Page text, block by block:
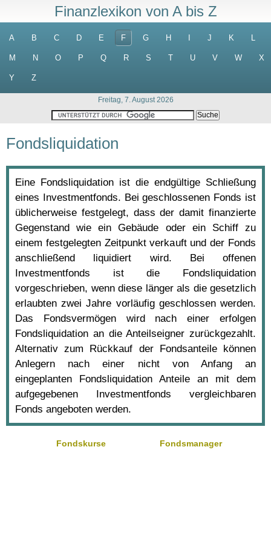
Finanzlexikon von A bis Z
A B C D E F G H J K L
M N O P Q R S T U V W X
Y Z
Freitag, 7. August 2026
Fondsliquidation
Eine Fondsliquidation ist die endgültige Schließung
eines Investmentfonds. Bei geschlossenen Fonds ist
üblicherweise festgelegt, dass der damit finanzierte
Gegenstand wie ein Gebäude oder ein Schiff zu
einem festgelegten Zeitpunkt verkauft und der Fonds
anschließend liquidiert wird. Bei offenen
Investmentfonds ist die Fondsliquidation
vorgeschrieben, wenn diese länger als die gesetzlich
erlaubten zwei Jahre vorläufig geschlossen werden.
Das Fondsvermögen wird nach einer erfolgen
Fondsliquidation an die Anteilseigner zurückgezahlt.
Alternativ zum Rückkauf der Fondsanteile können
Anlegern nach einer nicht von Anfang an
eingeplanten Fondsliquidation Anteile an mit dem
aufgegebenen Investmentfonds vergleichbaren
Fonds angeboten werden.
Fondskurse Fondsmanager